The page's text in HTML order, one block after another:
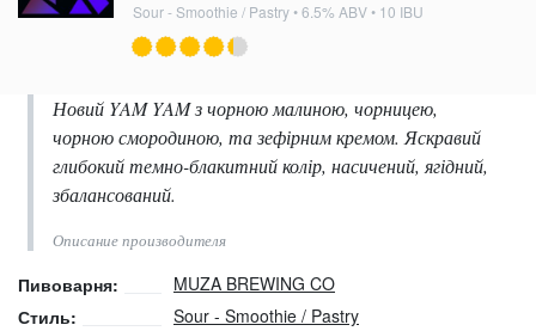
Sour - Smoothie / Pastry• 6.5% ABV • 10 IBU
Новий YAM YAM з чорною малиною, чорницею,
чорною смородиною, та зефірним кремом. Яскравий
глибокий темно-блакитний колір, насичений, ягідний,
збалансований.
Описание производителя
Пивоварня:
MUZA BREWING CO
Стиль:
Sour - Smoothie / Pastry